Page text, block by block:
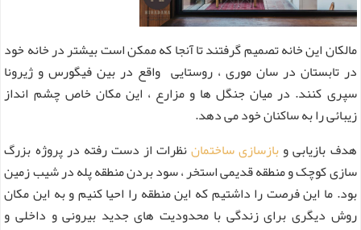
مالکان این خانه تصمیم گرفتند تا آنجا که ممکن است بیشتر در خانه خود
در تابستان در سان موری ، روستایی واقع در بین فیگورس و ژیرونا
سپری کنند. در میان جنگل ها و مزارع ، این مکان خاص چشم انداز
زیبائی را به ساکنان خود می دهد.
هدف بازیابی وبازسازی ساختماننظرات از دست رفته در پروژه بزرگ
سازی کوچک و منطقه قدیمی استخر ، سود بردن منطقه پله در شیب زمین
بود. ما این فرصت را داشتیم که این منطقه را احیا کنیم و به این مکان
روش دیگری برای زندگی با محدودیت های جدید بیرونی و داخلی و